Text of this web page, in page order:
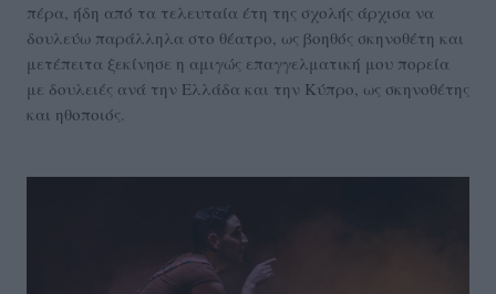
πέρα, ήδη από τα τελευταία έτη της σχολής άρχισα να
δουλεύω παράλληλα στο θέατρο, ως βοηθός σκηνοθέτη και
μετέπειτα ξεκίνησε η αμιγώς επαγγελματική μου πορεία
με δουλειές ανά την Ελλάδα και την Κύπρο, ως σκηνοθέτης
και ηθοποιός.